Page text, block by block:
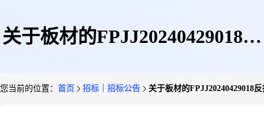
关于板材的FPJJ20240429018反
您当前的位置： 首页 招标｜招标公告 关于板材的FPJJ20240429018